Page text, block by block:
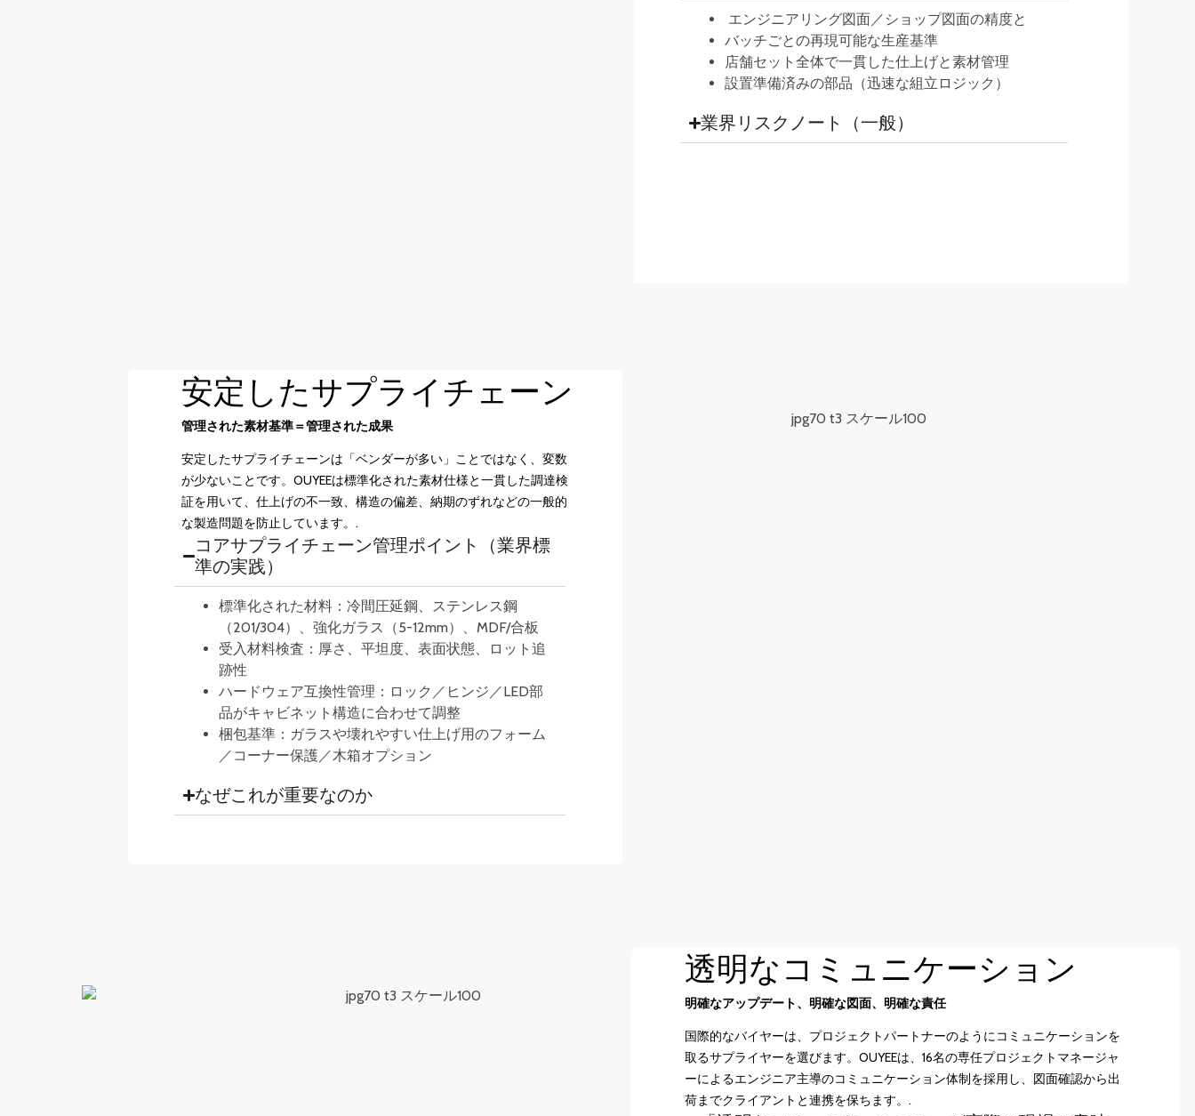
エンジニアリング図面／ショップ図面の精度と
バッチごとの再現可能な生産基準
店舗セット全体で一貫した仕上げと素材管理
設置準備済みの部品（迅速な組立ロジック）
業界リスクノート（一般）
安定したサプライチェーン
管理された素材基準＝管理された成果
安定したサプライチェーンは「ベンダーが多い」ことではなく、変数
が少ないことです。OUYEEは標準化された素材仕様と一貫した調達検
証を用いて、仕上げの不一致、構造の偏差、納期のずれなどの一般的
な製造問題を防止しています。.
コアサプライチェーン管理ポイント（業界標
準の実践）
標準化された材料：冷間圧延鋼、ステンレス鋼
（201/304）、強化ガラス（5-12mm）、MDF/合板
受入材料検査：厚さ、平坦度、表面状態、ロット追
跡性
ハードウェア互換性管理：ロック／ヒンジ／LED部
品がキャビネット構造に合わせて調整
梱包基準：ガラスや壊れやすい仕上げ用のフォーム
／コーナー保護／木箱オプション
なぜこれが重要なのか
透明なコミュニケーション
明確なアップデート、明確な図面、明確な責任
国際的なバイヤーは、プロジェクトパートナーのようにコミュニケーションを
取るサプライヤーを選びます。OUYEEは、16名の専任プロジェクトマネージャ
ーによるエンジニア主導のコミュニケーション体制を採用し、図面確認から出
荷までクライアントと連携を保ちます。.